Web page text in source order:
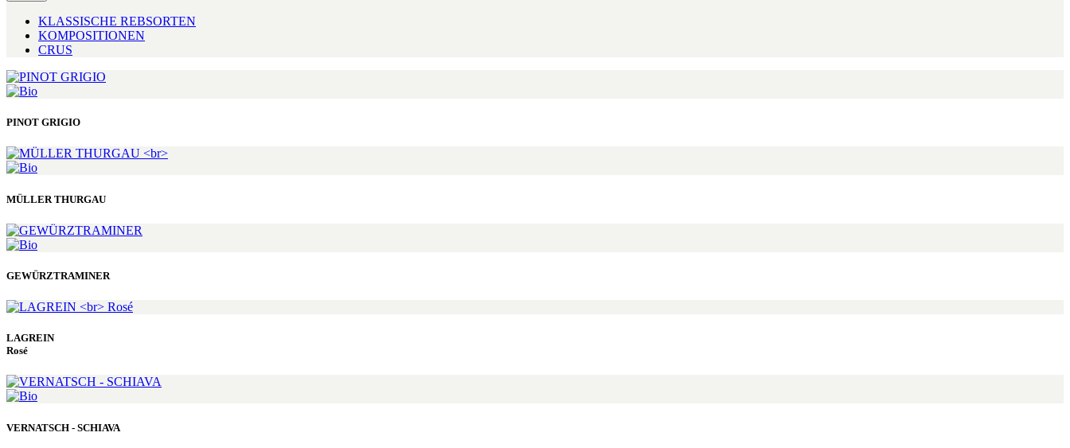
KLASSISCHE REBSORTEN
KOMPOSITIONEN
CRUS
PINOT GRIGIO
MÜLLER THURGAU
GEWÜRZTRAMINER
LAGREIN
Rosé
VERNATSCH - SCHIAVA